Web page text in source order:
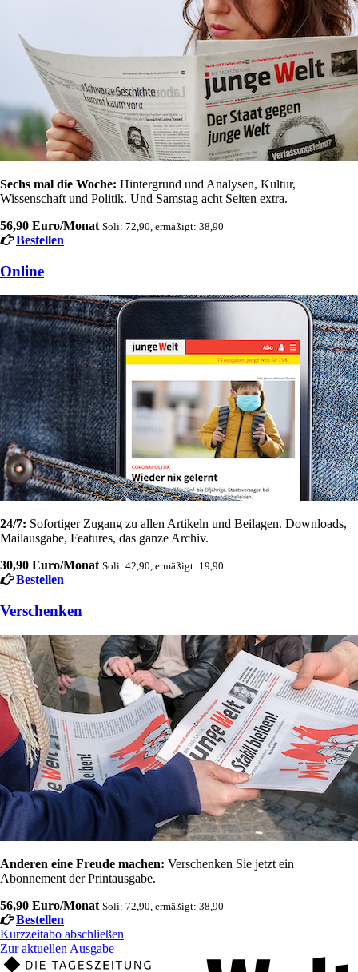
Sechs mal die Woche: Hintergrund und Analysen, Kultur,
Wissenschaft und Politik. Und Samstag acht Seiten extra.
56,90 Euro/Monat Soli: 72,90, ermäßigt: 38,90
Bestellen
Online
24/7: Sofortiger Zugang zu allen Artikeln und Beilagen. Downloads,
Mailausgabe, Features, das ganze Archiv.
30,90 Euro/Monat Soli: 42,90, ermäßigt: 19,90
Bestellen
Verschenken
Anderen eine Freude machen: Verschenken Sie jetzt ein
Abonnement der Printausgabe.
56,90 Euro/Monat Soli: 72,90, ermäßigt: 38,90
Bestellen
Kurzzeitabo abschließen
Zur aktuellen Ausgabe